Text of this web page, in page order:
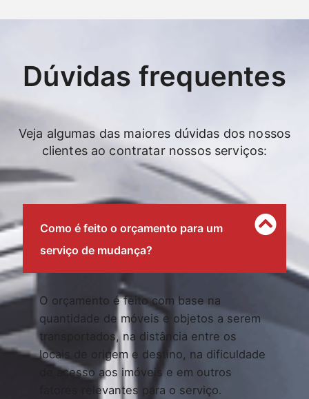
Dúvidas frequentes
Veja algumas das maiores dúvidas dos nossos
clientes ao contratar nossos serviços:
Como é feito o orçamento para um
serviço de mudança?
O orçamento é feito com base na
quantidade de móveis e objetos a serem
transportados, na distância entre os
locais de origem e destino, na dificuldade
de acesso aos imóveis e em outros
fatores relevantes para o serviço.